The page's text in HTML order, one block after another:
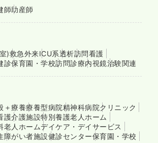
師助産師
)救急外来ICU系透析訪問看護
診保育園・学校訪問診療内視鏡治験関連
＋療養療養型病院精神科病院クリニック
護介護施設特別養護老人ホーム
老人ホームデイケア・デイサービス
障がい者施設健診センター保育園・学校